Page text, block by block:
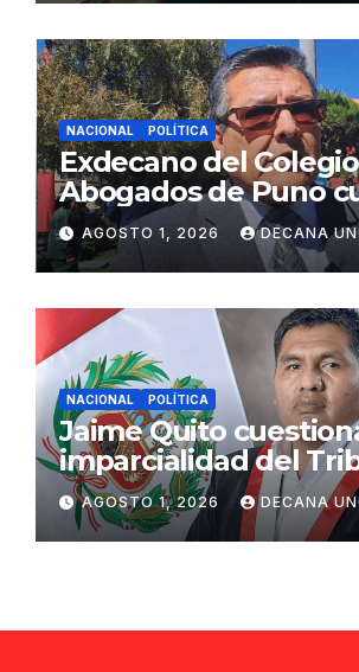
NACIONAL POLÍTICA
Exdecano del
Abogados de Puno
propuestas sobre
ciudadana
AGOSTO 1, 2026 DECANA
NACIONAL POLÍTICA
Jaime Quito
imparcialidad del
Constitucional tras
de Ollanta Humala
AGOSTO 1, 2026 DECANA